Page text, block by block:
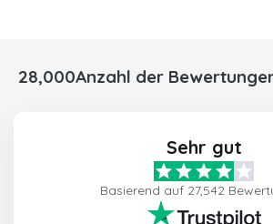
28,000Anzahl der
Sehr gut
Basierend auf 27,542